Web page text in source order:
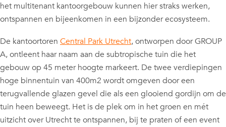
het multitenant kantoorgebouw kunnen hier straks werken,
ontspannen en bijeenkomen in een bijzonder ecosysteem.
De kantoortoren Central Park Utrecht, ontworpen door GROUP
A, ontleent haar naam aan de subtropische tuin die het
gebouw op 45 meter hoogte markeert. De twee verdiepingen
hoge binnentuin van 400m2 wordt omgeven door een
terugvallende glazen gevel die als een glooiend gordijn om de
tuin heen beweegt. Het is de plek om in het groen en mét
uitzicht over Utrecht te ontspannen, bij te praten of een event